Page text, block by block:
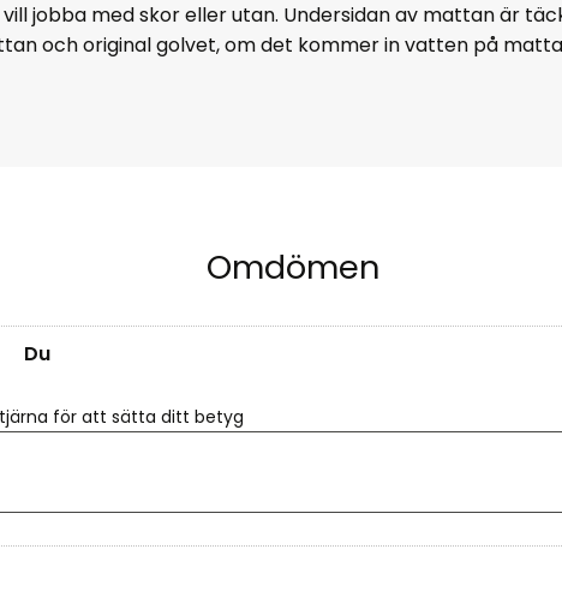
jobba med skor eller utan. Undersidan av mattan är
och original golvet, om det kommer in vatten på
Omdömen
Du
för att sätta ditt betyg